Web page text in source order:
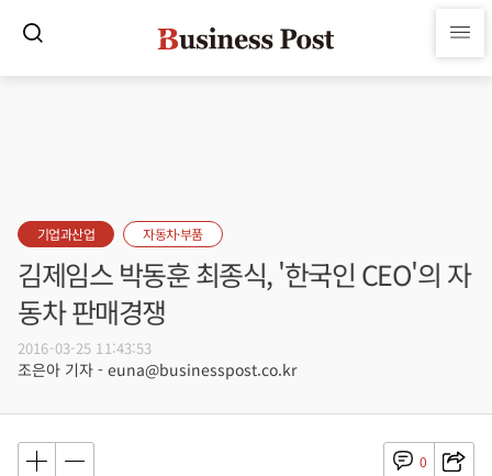
기업과산업 자동차·부품
김제임스 박동훈 최종식, '한국인 CEO'의 자
동차 판매경쟁
2016-03-25 11:43:53
조은아 기자 - euna@businesspost.co.kr
0